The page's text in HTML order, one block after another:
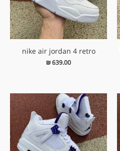
nike air jordan 4 retro
₪639.00